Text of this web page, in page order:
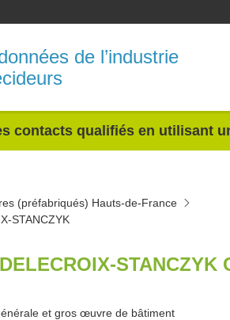
de l’industrie
contacts qualifiés en utilisant
(préfabriqués) Hauts-de-France
STANCZYK
STANCZYK
et gros œuvre de bâtiment